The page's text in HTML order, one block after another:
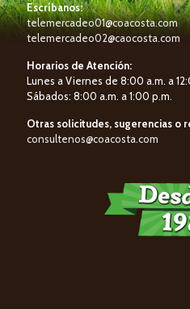
Escríbanos:
telemercadeo01@coacosta.com
telemercadeo02@caocosta.com
Horarios de Atención:
Lunes a Viernes de 8:00 a.m. a
Sábados: 8:00 a.m. a 1:00 p.m.
Otras solicitudes, sugerencias o
consultenos@coacosta.com